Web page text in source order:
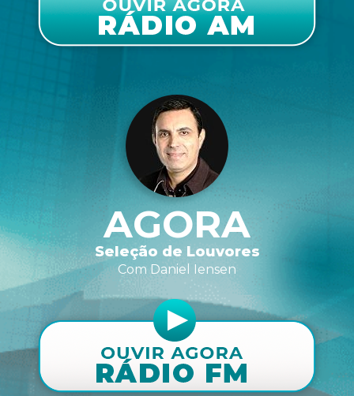
AGORA
Seleção de Louvores
Com Daniel Iensen